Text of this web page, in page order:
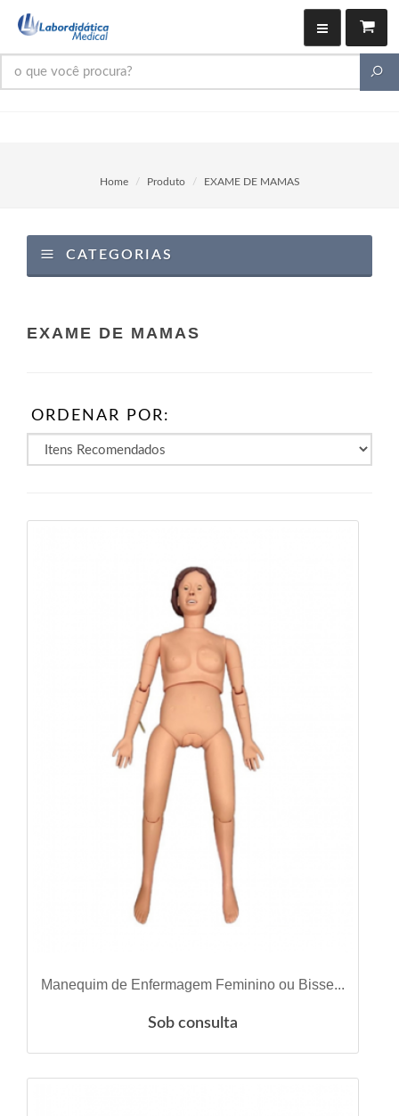
Home Produto EXAME DE MAMAS
CATEGORIAS
EXAME DE MAMAS
ORDENAR POR:
VER DETALHES
Manequim de Enfermagem Feminino ou Bisse...
Sob consulta